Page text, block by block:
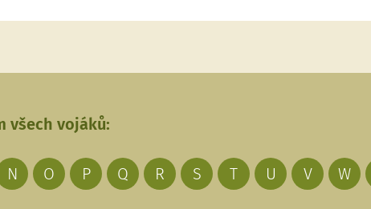
všech vojáků:
N O P Q R S T U V W